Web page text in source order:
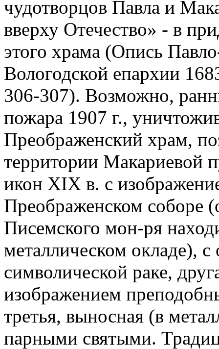
чудотворцов Павла и
вверху Отечество» - в
этого храма (Опись
Вологодской епархии
306-307). Возможно,
пожара 1907 г.,
Преображенский храм,
территории Макариевой
икон XIX в. с
Преображенском соборе
Писемского мон-ря
металлическом окладе),
символической раке,
изображением
третья, выносная (в
парными святыми.